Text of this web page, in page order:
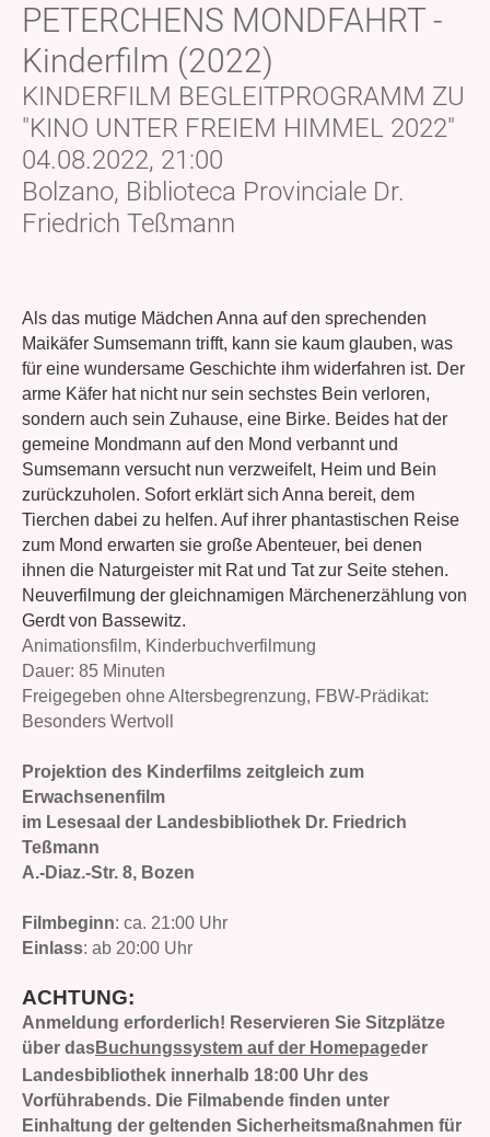
PETERCHENS MONDFAHRT -
Kinderfilm (2022)
KINDERFILM BEGLEITPROGRAMM ZU
"KINO UNTER FREIEM HIMMEL 2022"
04.08.2022, 21:00
Bolzano, Biblioteca Provinciale Dr.
Friedrich Teßmann
Als das mutige Mädchen Anna auf den sprechenden
Maikäfer Sumsemann trifft, kann sie kaum glauben, was
für eine wundersame Geschichte ihm widerfahren ist. Der
arme Käfer hat nicht nur sein sechstes Bein verloren,
sondern auch sein Zuhause, eine Birke. Beides hat der
gemeine Mondmann auf den Mond verbannt und
Sumsemann versucht nun verzweifelt, Heim und Bein
zurückzuholen. Sofort erklärt sich Anna bereit, dem
Tierchen dabei zu helfen. Auf ihrer phantastischen Reise
zum Mond erwarten sie große Abenteuer, bei denen
ihnen die Naturgeister mit Rat und Tat zur Seite stehen.
Neuverfilmung der gleichnamigen Märchenerzählung von
Gerdt von Bassewitz.
Animationsfilm, Kinderbuchverfilmung
Dauer: 85 Minuten
Freigegeben ohne Altersbegrenzung, FBW-Prädikat:
Besonders Wertvoll
Projektion des Kinderfilms zeitgleich zum
Erwachsenenfilm
im Lesesaal der Landesbibliothek Dr. Friedrich
Teßmann
A.-Diaz.-Str. 8, Bozen
Filmbeginn: ca. 21:00 Uhr
Einlass: ab 20:00 Uhr
ACHTUNG:
Anmeldung erforderlich! Reservieren Sie Sitzplätze
über dasBuchungssystem auf der Homepageder
Landesbibliothek innerhalb 18:00 Uhr des
Vorführabends. Die Filmabende finden unter
Einhaltung der geltenden Sicherheitsmaßnahmen für